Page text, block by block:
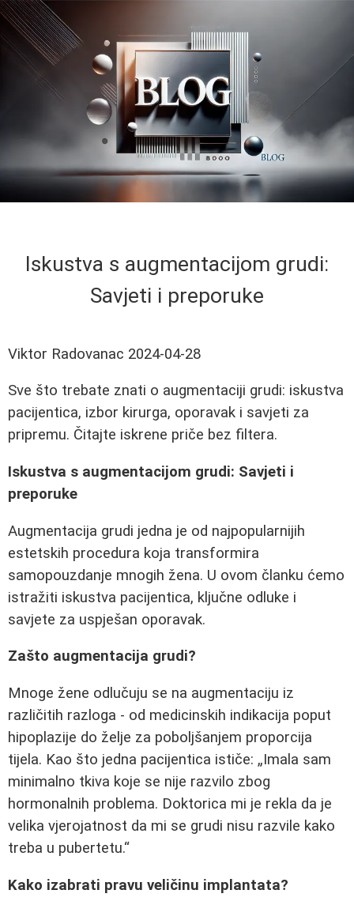
Iskustva s augmentacijom grudi:
Savjeti i preporuke
Viktor Radovanac 2024-04-28
Sve što trebate znati o augmentaciji grudi: iskustva
pacijentica, izbor kirurga, oporavak i savjeti za
pripremu. Čitajte iskrene priče bez filtera.
Iskustva s augmentacijom grudi: Savjeti i
preporuke
Augmentacija grudi jedna je od najpopularnijih
estetskih procedura koja transformira
samopouzdanje mnogih žena. U ovom članku ćemo
istražiti iskustva pacijentica, ključne odluke i
savjete za uspješan oporavak.
Zašto augmentacija grudi?
Mnoge žene odlučuju se na augmentaciju iz
različitih razloga - od medicinskih indikacija poput
hipoplazije do želje za poboljšanjem proporcija
tijela. Kao što jedna pacijentica ističe:
Imala sam
minimalno tkiva koje se nije razvilo zbog
hormonalnih problema. Doktorica mi je rekla da je
velika vjerojatnost da mi se grudi nisu razvile kako
treba u pubertetu.
Kako izabrati pravu veličinu implantata?